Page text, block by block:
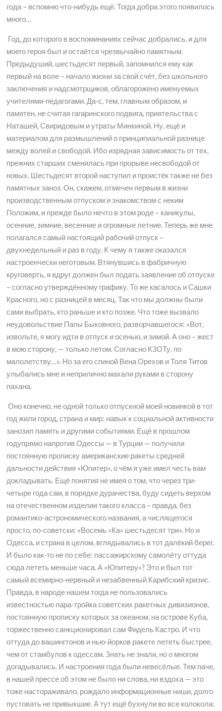
года – вспомню что-нибудь ещё. Тогда добра этого появилось
много…
Год, до которого в воспоминаниях сейчас добрались, и для
моего героя был и остаётся чрезвычайно памятным.
Предыдуший, шестьдесят первый, запомнился ему как
первый на воле – начало жизни за свой счёт, без школьного
заключения и надсмотрщиков, облагорожено именуемых
учителями-педагогами. Да-с, тем, главным образом, и
памятен, не считая гагаринского подвига, приятельства с
Наташей, Свиридовым и утраты Минкиной. Ну, ещё и
материалом для размышлений о принципиальной разнице
между волей и свободой. Ибо изрядная зависимость от тех,
прежних старших сменилась при прорыве несвободой от
новых. Шестьдесят второй наступил и проистёк также не без
памятных заноз. Он, скажем, отмечен первым в жизни
производственным отпуском и знакомством с неким
Положим, и прежде было нечто в этом роде – каникулы,
осенние, зимние, весенние и огромные летние. Теперь же мне
полагался самый настоящий рабочий отпуск –
двухнедельный и раз в году. К чему я также оказался
настроенчески неготовым. Втянувшись в фабричную
круговерть, я вдруг должен был подать заявление об отпуске
– согласно утверждённому графику. То же касалось и Сашки
Красного, но с разницей в месяц. Так что мы должны были
сами выбрать, кто раньше и кто позже. Что тоже вызвало
неудовольствие Папы Быковного, разворчавшегося: «Вот,
извольте, я могу идти в отпуск и осенью, и зимой. А оно – жест
в мою сторону, — только летом. Согласно КЗОТу, по
малолетству…». Но за его спиной Вена Орехов и Толя Титов
улыбались мне и неприлично махали руками в сторону
пахана.
Оно конечно, не одной только отпускной моей новинкой в тот
год жили город, страна и мир: навык к социальной активности
занозил память и другими событиями. Ещё в прошлом
годупрямо напротив Одессы — в Турции — получили
постоянную прописку американские ракеты средней
дальности действия «Юпитер», о чём я уже имел честь вам
докладывать. Ещё понятия не имея о том, что через три-
четыре года сам, в порядке дурачества, буду сидеть верхом
на отечественном изделии такого класса – правда, без
романтико-астрономического названия, а числящегося
просто, по-советски: «Восемь «Ка» шестьдесят три». Но и
Одесса, и страна в целом, вглядывались в тот далёкий берег.
И было как-то не по себе: пассажирскому самолёту оттуда
сюда лететь меньше часа. А «Юпитеру»? Это и был тот
самый всемирно-нервный и незабвенный Карибский кризис.
Правда, в народе нашем тогда не пользовались
известностью пара-тройка советских ракетных дивизионов,
постоянную прописку которых за океаном, на острове Куба,
торжественно санкционировал сам Фидель Кастро. И что
оттуда до вашингтонов и нью-йорков ракете лететь быстрее,
чем от стамбулов к одессам. Знать не знали, но о многом
догадывались. И настроения года были невесёлые. Тем паче,
в нашей прессе об этом не было ни слова, ни вздоха — это
тоже настораживало, рождало информационные ниши, долго
пустовать не привыкшие. А тут ещё бухнули во все колокола: